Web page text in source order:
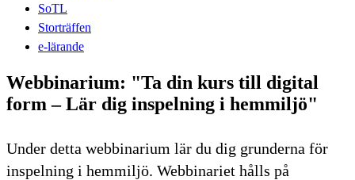
SoTL
Storträffen
e-lärande
Webbinarium: "Ta din kurs till digital
form – Lär dig inspelning i hemmiljö"
Under detta webbinarium lär du dig grunderna för
inspelning i hemmiljö. Webbinariet hålls på